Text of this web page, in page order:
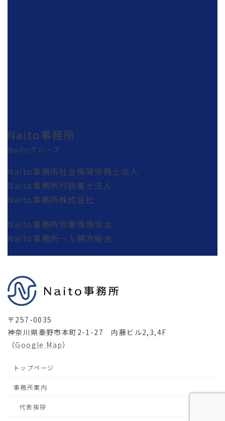
Naito事務所
Naitoグループ
Naito事務所社会保険労務士法人
Naito事務所行政書士法人
Naito事務所株式会社
Naito事務所労働保険協会
Naito事務所一人親方組合
〒257-0035
神奈川県秦野市本町2-1-27 内藤ビル2,3,4F
（Google Map）
トップページ
事務所案内
代表挨拶